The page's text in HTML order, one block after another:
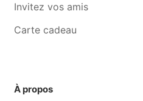
Invitez vos amis
Carte cadeau
À propos